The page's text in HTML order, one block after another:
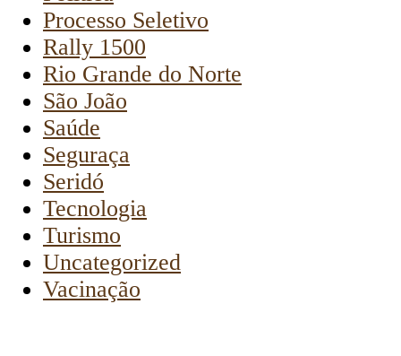
Processo Seletivo
Rally 1500
Rio Grande do Norte
São João
Saúde
Seguraça
Seridó
Tecnologia
Turismo
Uncategorized
Vacinação